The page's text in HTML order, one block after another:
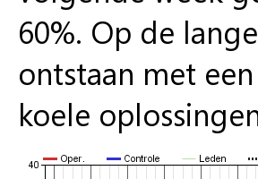
60%. Op de
ontstaan met
koele